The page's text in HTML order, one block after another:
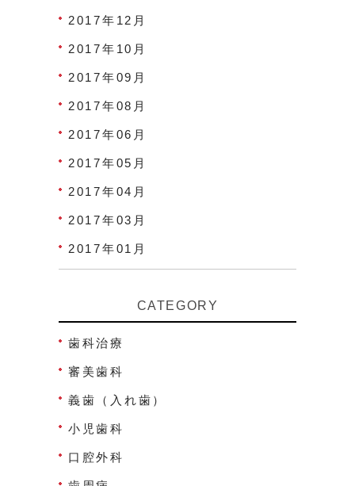
2017年12月
2017年10月
2017年09月
2017年08月
2017年06月
2017年05月
2017年04月
2017年03月
2017年01月
CATEGORY
歯科治療
審美歯科
義歯（入れ歯）
小児歯科
口腔外科